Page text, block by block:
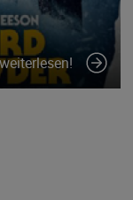
weiterlesen!